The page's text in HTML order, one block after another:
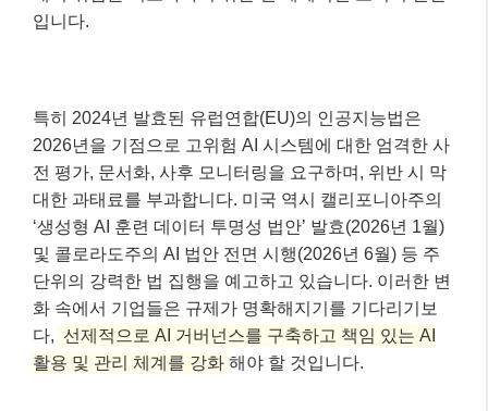
입니다.
특히 2024년 발효된 유럽연합(EU)의 인공지능법은
2026년을 기점으로 고위험 AI 시스템에 대한 엄격한 사
전 평가, 문서화, 사후 모니터링을 요구하며, 위반 시 막
대한 과태료를 부과합니다. 미국 역시 캘리포니아주의
‘생성형 AI 훈련 데이터 투명성 법안’ 발효(2026년 1월)
및 콜로라도주의 AI 법안 전면 시행(2026년 6월) 등 주
단위의 강력한 법 집행을 예고하고 있습니다. 이러한 변
화 속에서 기업들은 규제가 명확해지기를 기다리기보
다, 선제적으로 AI 거버넌스를 구축하고 책임 있는 AI
활용 및 관리 체계를 강화 해야 할 것입니다.